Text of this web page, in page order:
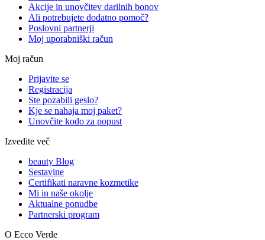
Akcije in unovčitev darilnih bonov
Ali potrebujete dodatno pomoč?
Poslovni partnerji
Moj uporabniški račun
Moj račun
Prijavite se
Registracija
Ste pozabili geslo?
Kje se nahaja moj paket?
Unovčite kodo za popust
Izvedite več
beauty Blog
Sestavine
Certifikati naravne kozmetike
Mi in naše okolje
Aktualne ponudbe
Partnerski program
O Ecco Verde